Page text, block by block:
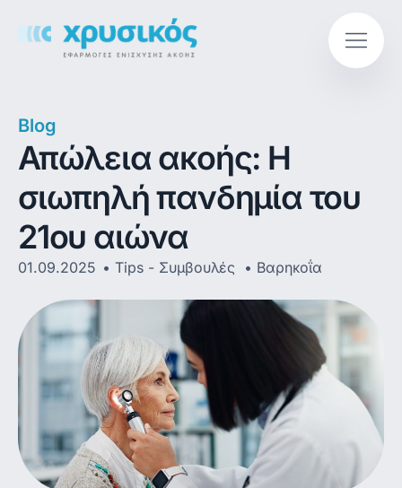
Blog
Απώλεια ακοής: Η
σιωπηλή πανδημία του
21ου αιώνα
01.09.2025 Tips - Συμβουλές Βαρηκοΐα